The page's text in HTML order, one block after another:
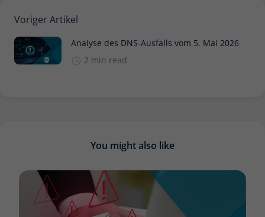
Voriger Artikel
Analyse des DNS-Ausfalls vom 5. Mai 2026
2 min read
You might also like